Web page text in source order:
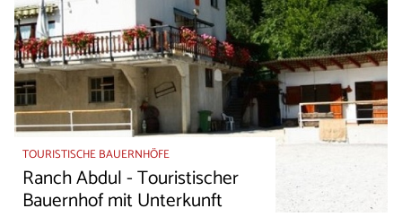
TOURISTISCHE BAUERNHÖFE
Ranch Abdul - Touristischer
Bauernhof mit Unterkunft